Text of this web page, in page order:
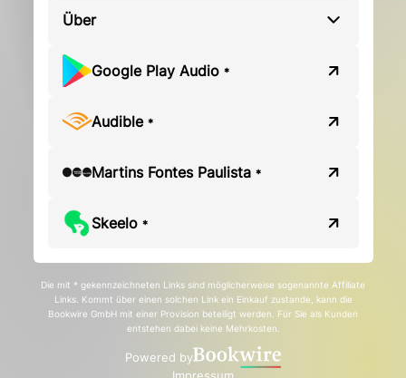
Über
Google Play Audio *
Audible *
Martins Fontes Paulista *
Skeelo *
Die mit * gekennzeichneten Links sind möglicherweise sogenannte Affiliate
Links. Kommt über einen solchen Link ein Einkauf zustande, kann die
Bookwire GmbH mit einer Provision beteiligt werden. Für Sie als Kunden
entstehen dabei keine Mehrkosten.
Powered by